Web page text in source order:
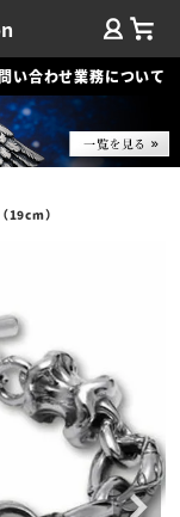
い合わせ業務について
19cm）